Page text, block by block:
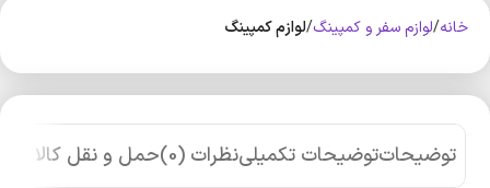
خانه لوازم سفر و کمپینگ لوازم کمپینگ
توضیحاتتوضیحات تکمیلینظرات (0) حمل و نقل کالا